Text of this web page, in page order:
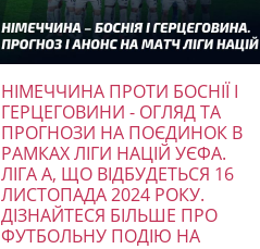
НІМЕЧЧИНА ПРОТИ БОСНІЇ І
ГЕРЦЕГОВИНИ - ОГЛЯД ТА
ПРОГНОЗИ НА ПОЄДИНОК В
РАМКАХ ЛІГИ НАЦІЙ УЄФА.
ЛІГА A, ЩО ВІДБУДЕТЬСЯ 16
ЛИСТОПАДА 2024 РОКУ.
ДІЗНАЙТЕСЯ БІЛЬШЕ ПРО
ФУТБОЛЬНУ ПОДІЮ НА